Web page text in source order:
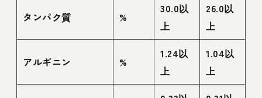
タンパク質 %
30.0以
上
26.0以
上
アルギニン %
1.24以
上
1.04以
上